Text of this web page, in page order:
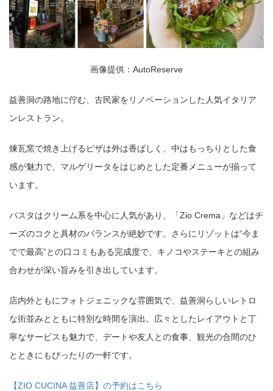
画像提供：AutoReserve
益善洞の路地に佇む、古民家をリノベーションした人気イタリア
ンレストラン。
煉瓦窯で焼き上げるピザは外は香ばしく、中はもっちりとした食
感が魅力で、マルゲリータをはじめとした定番メニューが揃って
います。
パスタはクリーム系を中心に人気があり、「Zio Crema」などはチ
ーズのコクと具材のバランスが絶妙です。さらにリゾットは“今ま
でで最高”との口コミもある完成度で、キノコやステーキとの組み
合わせが深い旨みを引き出しています。
店内外ともにフォトジェニックな雰囲気で、益善洞らしいレトロ
な街並みとともに特別な時間を演出。広々としたレイアウトと丁
寧なサービスも魅力で、デートや友人との食事、観光の合間のひ
とときにもぴったりの一軒です。
【ZIO CUCINA 益善店】の予約はこちら